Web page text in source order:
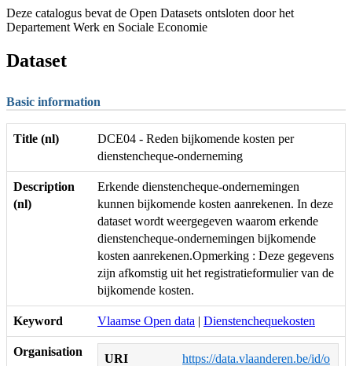
Deze catalogus bevat de Open Datasets ontsloten door het
Departement Werk en Sociale Economie
Dataset
Basic information
Title (nl)
DCE04 - Reden bijkomende kosten per
dienstencheque-onderneming
Description
(nl)
Erkende dienstencheque-ondernemingen
kunnen bijkomende kosten aanrekenen. In deze
dataset wordt weergegeven waarom erkende
dienstencheque-ondernemingen bijkomende
kosten aanrekenen.Opmerking : Deze gegevens
zijn afkomstig uit het registratieformulier van de
bijkomende kosten.
Keyword Vlaamse Open data | Dienstenchequekosten
Organisation
URI
https://data.vlaanderen.be/id/o